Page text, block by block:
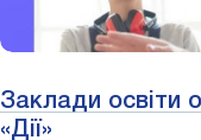
Заклади освіти
«Дії»